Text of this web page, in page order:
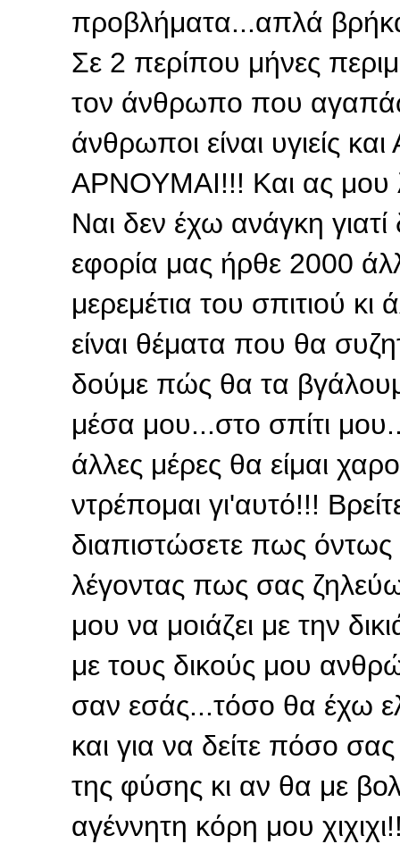
προβλήματα...απλά
Σε 2 περίπου μήνες
τον άνθρωπο που αγαπάω
άνθρωποι είναι υγιείς
ΑΡΝΟΥΜΑΙ!!! Και ας μου
Ναι δεν έχω ανάγκη
εφορία μας ήρθε 2000
μερεμέτια του σπιτιού
είναι θέματα που θα
δούμε πώς θα τα
μέσα μου...στο σπίτι
άλλες μέρες θα είμαι
ντρέπομαι γι'αυτό!!!
διαπιστώσετε πως όντως
λέγοντας πως σας
μου να μοιάζει με την
με τους δικούς μου
σαν εσάς...τόσο θα έχω
και για να δείτε πόσο
της φύσης κι αν θα με
αγέννητη κόρη μου